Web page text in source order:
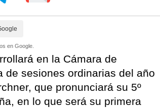
en Google.
en la Cámara de
de sesiones ordinarias del año
que pronunciará su 5º
en lo que será su primera